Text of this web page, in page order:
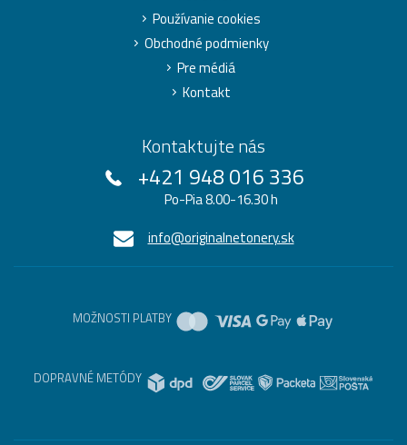
Používanie cookies
Obchodné podmienky
Pre médiá
Kontakt
Kontaktujte nás
+421 948 016 336
Po-Pia 8.00-16.30 h
info@originalnetonery.sk
MOŽNOSTI PLATBY
DOPRAVNÉ METÓDY